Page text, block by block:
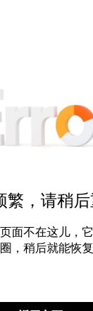
繁，请稍
面不在这儿，
，稍后就能恢